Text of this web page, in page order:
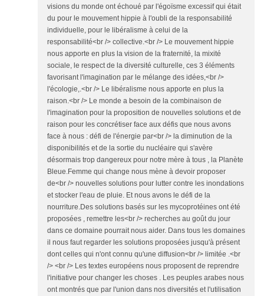
visions du monde ont échoué par l'égoïsme excessif qui était
du pour le mouvement hippie à l'oubli de la responsabilité
individuelle, pour le libéralisme à celui de la
responsabilité<br /> collective.<br /> Le mouvement hippie
nous apporte en plus la vision de la fraternité, la mixité
sociale, le respect de la diversité culturelle, ces 3 éléments
favorisant l'imagination par le mélange des idées,<br />
l'écologie,.<br /> Le libéralisme nous apporte en plus la
raison.<br /> Le monde a besoin de la combinaison de
l'imagination pour la proposition de nouvelles solutions et de
raison pour les concrétiser face aux défis que nous avons
face à nous : défi de l'énergie par<br /> la diminution de la
disponibilités et de la sortie du nucléaire qui s'avère
désormais trop dangereux pour notre mère à tous , la Planète
Bleue.Femme qui change nous mène à devoir proposer
de<br /> nouvelles solutions pour lutter contre les inondations
et stocker l'eau de pluie. Et nous avons le défi de la
nourriture.Des solutions basés sur les mycoprotéines ont été
proposées , remettre les<br /> recherches au goût du jour
dans ce domaine pourrait nous aider. Dans tous les domaines
il nous faut regarder les solutions proposées jusqu'à présent
dont celles qui n'ont connu qu'une diffusion<br /> limitée .<br
/> <br /> Les textes européens nous proposent de reprendre
l'initiative pour changer les choses . Les peuples arabes nous
ont montrés que par l'union dans nos diversités et l'utilisation